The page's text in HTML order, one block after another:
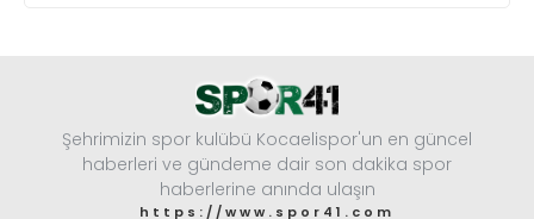
Şehrimizin spor kulübü Kocaelispor'un en güncel
haberleri ve gündeme dair son dakika spor
haberlerine anında ulaşın
https://www.spor41.com